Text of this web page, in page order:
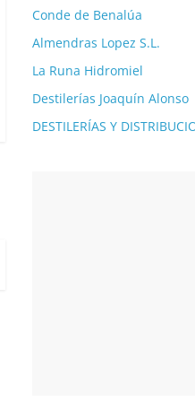
Conde de Benalúa
Almendras Lopez S.L.
La Runa Hidromiel
Destilerías Joaquín Alonso
DESTILERÍAS Y